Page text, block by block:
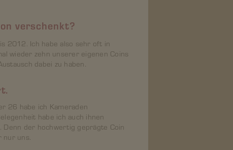
verschenkt?
2012. Ich habe also sehr oft in
wieder zehn unserer eigenen Coins
dabei zu haben.
26 habe ich Kameraden
habe ich auch ihnen
Denn der hochwertig geprägte Coin
uns.